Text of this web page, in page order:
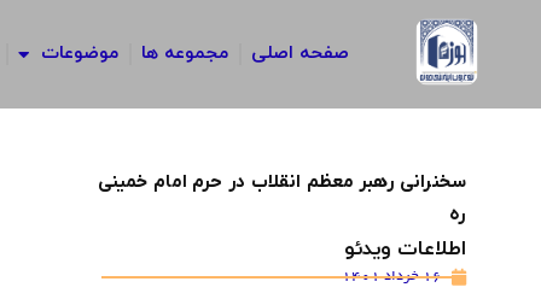
صفحه اصلی مجموعه ها موضوعات
سخنرانی رهبر معظم انقلاب در حرم امام خمینی
ره
اطلاعات ویدئو
16 خرداد 1401